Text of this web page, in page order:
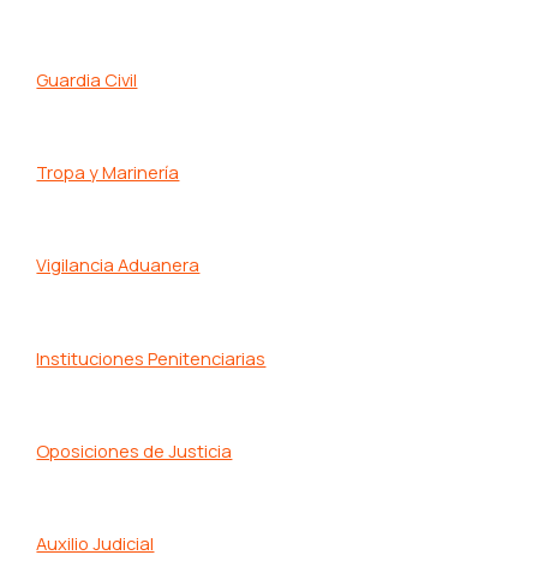
Guardia Civil
Tropa y Marinería
Vigilancia Aduanera
Instituciones Penitenciarias
Oposiciones de Justicia
Auxilio Judicial